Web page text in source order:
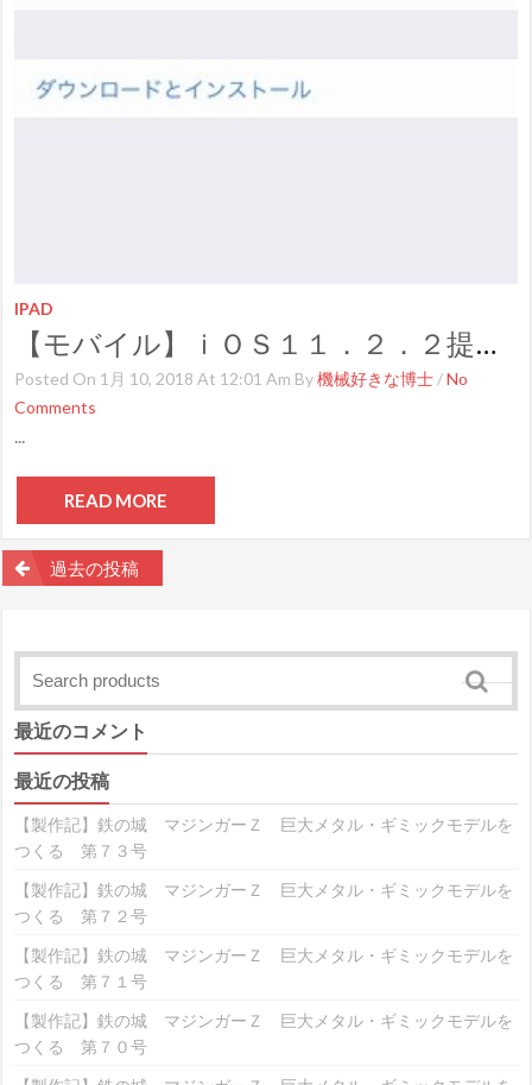
IPAD
【モバイル】ｉＯＳ１１．２．２提供開始
Posted On 1月 10, 2018 At 12:01 Am By機械好きな博士 /No
Comments
READ MORE
投
ナ
ビ
ゲ
ー
シ
ョ
ン
過去の投稿
最近のコメント
最近の投稿
【製作記】鉄の城 マジンガーＺ 巨大メタル・ギミックモデルを
つくる 第７３号
【製作記】鉄の城 マジンガーＺ 巨大メタル・ギミックモデルを
つくる 第７２号
【製作記】鉄の城 マジンガーＺ 巨大メタル・ギミックモデルを
つくる 第７１号
【製作記】鉄の城 マジンガーＺ 巨大メタル・ギミックモデルを
つくる 第７０号